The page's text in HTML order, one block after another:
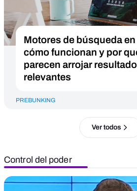
Motores de búsqueda
cómo funcionan y por
parecen arrojar
relevantes
PREBUNKING
Ver todos
Control del poder